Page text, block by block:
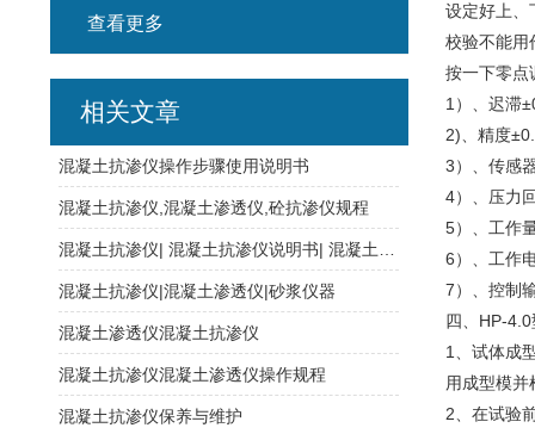
设定好上、
校验不能用
按一下零点
1）、迟滞
2)、精度
3）、传感
4）、压力
5）、工作
6）、工作
7）、控制
四、HP-
1、试体成
用成型模
2、在试验
查看更多
相关文章
混凝土抗渗仪操作步骤使用说明书
混凝土抗渗仪,混凝土渗透仪,砼抗渗仪规程
混凝土抗渗仪|混凝土渗透仪|砂浆仪器
混凝土渗透仪混凝土抗渗仪
混凝土抗渗仪混凝土渗透仪操作规程
混凝土抗渗仪保养与维护